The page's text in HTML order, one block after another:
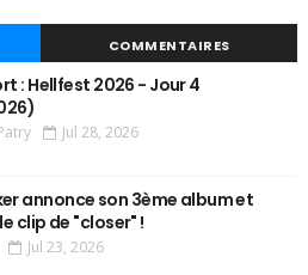
COMMENTAIRES
: Hellfest 2026 - Jour 4
Jul 28, 2026
annonce son 3ème album et
clip de "closer" !
Jul 23, 2026